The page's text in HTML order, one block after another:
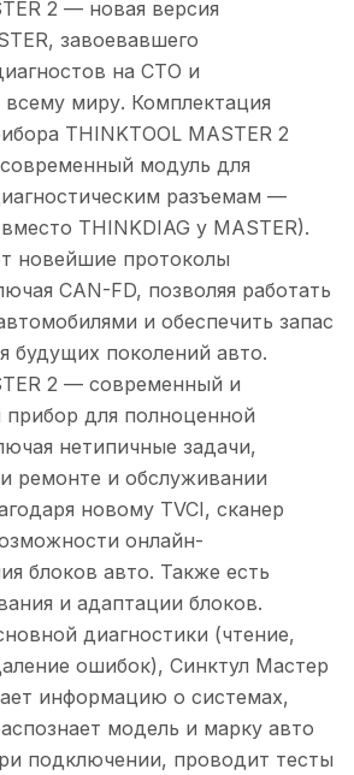
2 — новая версия
завоевавшего
на СТО и
всему миру. Комплектация
THINKTOOL MASTER 2
модуль для
разъемам —
THINKDIAG у MASTER).
новейшие протоколы
CAN-FD, позволяя работать
и обеспечить запас
будущих поколений авто.
2 — современный и
для полноценной
нетипичные задачи,
ремонте и обслуживании
новому TVCI, сканер
онлайн-
блоков авто. Также есть
и адаптации блоков.
диагностики (чтение,
ошибок), Синктул Мастер
информацию о системах,
модель и марку авто
подключении, проводит тесты